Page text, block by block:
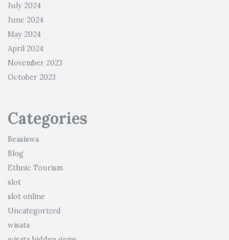
July 2024
June 2024
May 2024
April 2024
November 2023
October 2023
Categories
Beasiswa
Blog
Ethnic Tourism
slot
slot online
Uncategorized
wisata